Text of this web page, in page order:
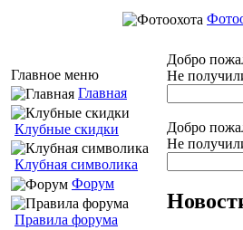
Главное меню
Главная
Клубные скидки
Клубная символика
Форум
Правила форума
Добро
Не
Добро
Не